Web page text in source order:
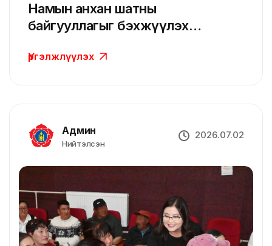
Намын анхан шатны
байгууллагыг бэхжүүлэх
гишүүд дэвшүүллээ
Үргэлжлүүлэх
Админ
Нийтэлсэн
2026.07.02